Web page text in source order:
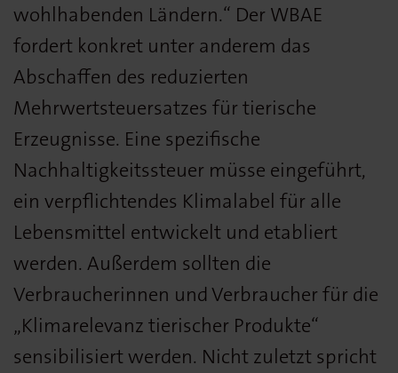
wohlhabenden Ländern.“ Der WBAE
fordert konkret unter anderem das
Abschaffen des reduzierten
Mehrwertsteuersatzes für tierische
Erzeugnisse. Eine spezifische
Nachhaltigkeitssteuer müsse eingeführt,
ein verpflichtendes Klimalabel für alle
Lebensmittel entwickelt und etabliert
werden. Außerdem sollten die
Verbraucherinnen und Verbraucher für die
„Klimarelevanz tierischer Produkte“
sensibilisiert werden. Nicht zuletzt spricht